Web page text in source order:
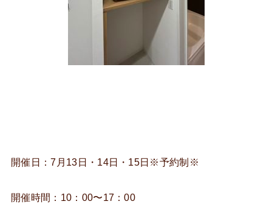
開催日：7月13日・14日・15日※予約制※
開催時間：10：00〜17：00